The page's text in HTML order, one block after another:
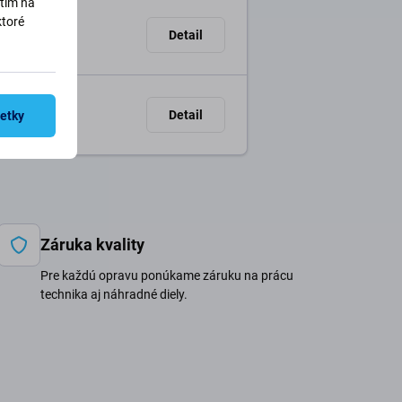
Detail
Detail
Záruka kvality
Pre každú opravu ponúkame záruku na prácu
technika aj náhradné diely.
na